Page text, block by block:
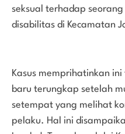
seksual terhadap
disabilitas di Kecamatan
Kasus memprihatinkan
baru terungkap setelah
setempat yang melihat
pelaku. Hal ini